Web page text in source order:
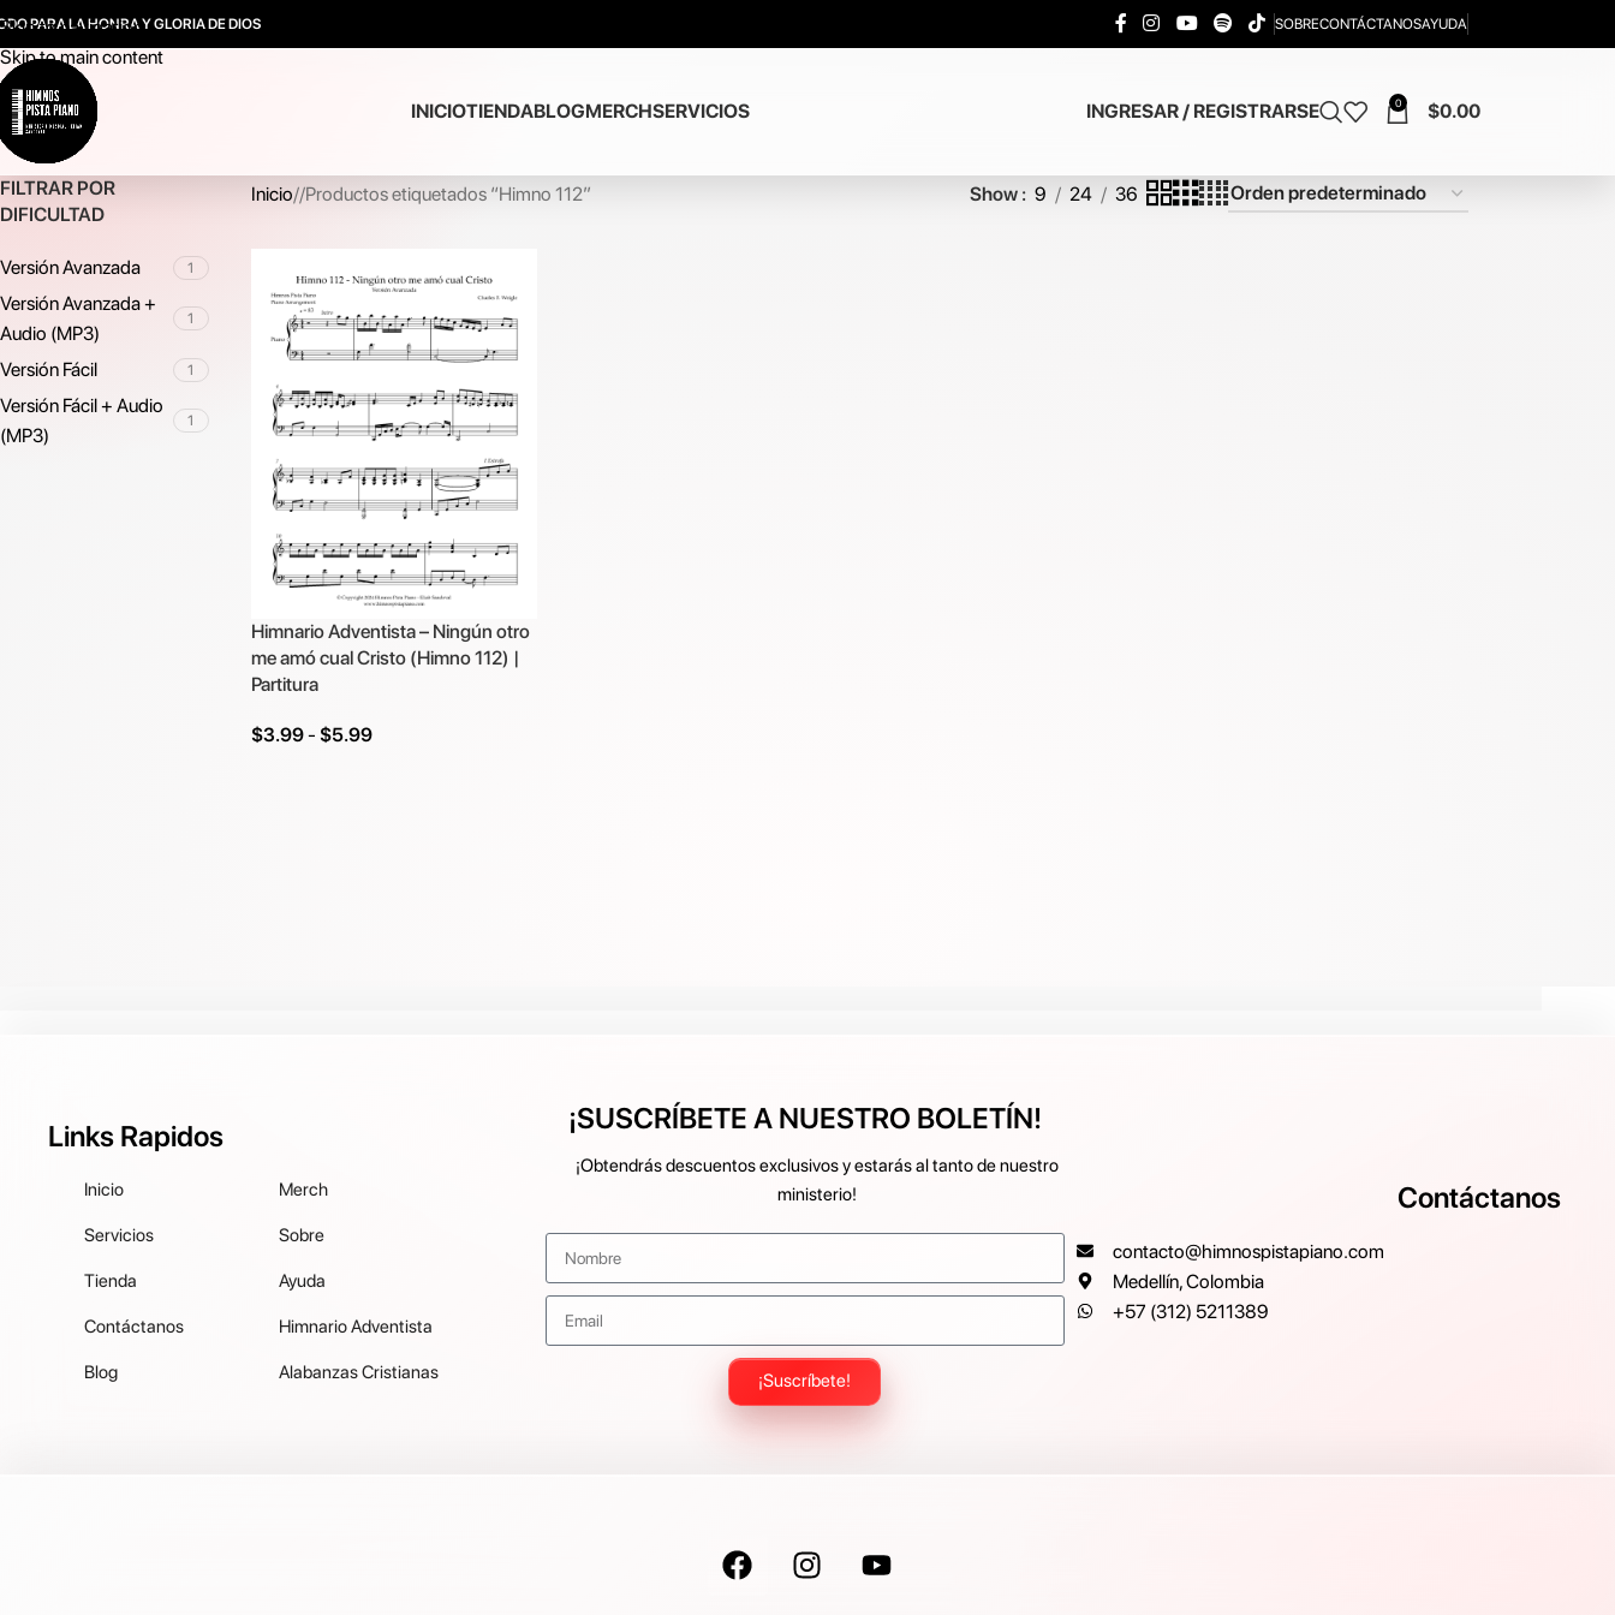
Skip to navigation
Skip to main content
PARA LA HONRA Y GLORIA DE DIOS SOBRECONTÁCTANOSAYUDA
INICIOTIENDABLOGMERCHSERVICIOS INGRESAR / REGISTRARSE 0 $0.00
FILTRAR POR
DIFICULTAD
Versión Avanzada 1
Versión Avanzada +
Audio (MP3)
1
Versión Fácil 1
Versión Fácil + Audio
(MP3)
1
Inicio/ Productos etiquetados “Himno 112” Show 9 24 36
Himnario Adventista – Ningún otro
me amó cual Cristo (Himno 112) |
Partitura
$3.99- $5.99
Links Rapidos
Inicio
Servicios
Tienda
Contáctanos
Blog
Merch
Sobre
Ayuda
Himnario Adventista
Alabanzas Cristianas
¡SUSCRÍBETE A NUESTRO BOLETÍN!
¡Obtendrás descuentos exclusivos y estarás al tanto de nuestro
ministerio!
¡Suscríbete!
Contáctanos
contacto@himnospistapiano.com
Medellín, Colombia
+57 (312) 5211389